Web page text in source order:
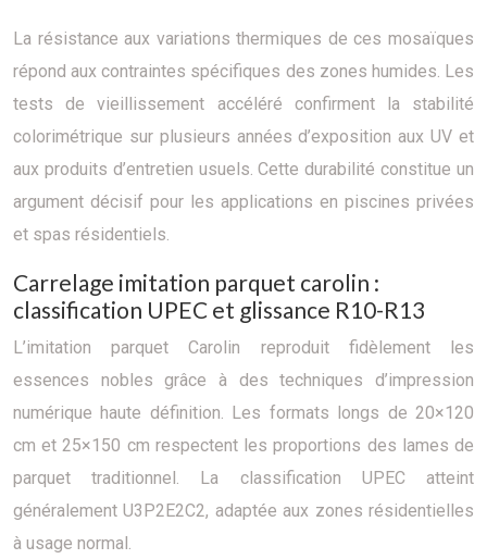
La résistance aux variations thermiques de ces mosaïques
répond aux contraintes spécifiques des zones humides. Les
tests de vieillissement accéléré confirment la stabilité
colorimétrique sur plusieurs années d’exposition aux UV et
aux produits d’entretien usuels. Cette durabilité constitue un
argument décisif pour les applications en piscines privées
et spas résidentiels.
Carrelage imitation parquet carolin :
classification UPEC et glissance R10-R13
L’imitation parquet Carolin reproduit fidèlement les
essences nobles grâce à des techniques d’impression
numérique haute définition. Les formats longs de 20×120
cm et 25×150 cm respectent les proportions des lames de
parquet traditionnel. La classification UPEC atteint
généralement U3P2E2C2, adaptée aux zones résidentielles
à usage normal.